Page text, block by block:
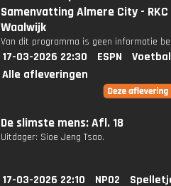
Samenvatting Almere City - RKC
Waalwijk
Van dit programma is geen informatie
17-03-2026 22:30 ESPN
Alle afleveringen
De slimste mens: Afl. 18
Uitdager: Sioe Jeng Tsao.
17-03-2026 22:10 NPO2